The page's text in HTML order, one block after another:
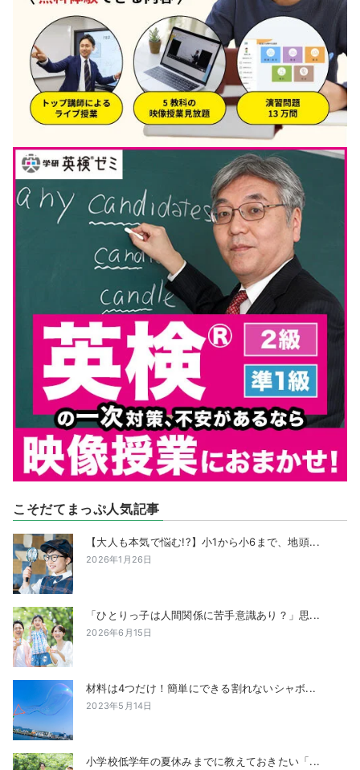
こそだてまっぷ人気記事
【大人も本気で悩む!?】小1から小6まで、地頭...
2026年1月26日
「ひとりっ子は人間関係に苦手意識あり？」思...
2026年6月15日
材料は4つだけ！簡単にできる割れないシャボ...
2023年5月14日
小学校低学年の夏休みまでに教えておきたい「...